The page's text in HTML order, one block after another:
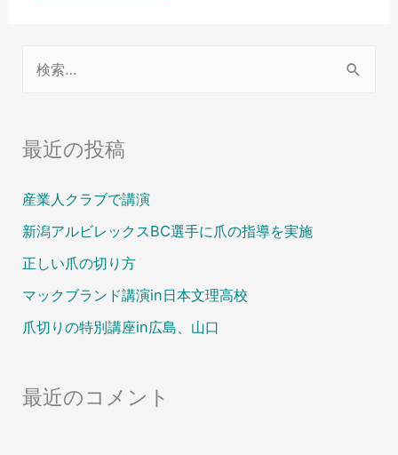
最近の投稿
産業人クラブで講演
新潟アルビレックスBC選手に爪の指導を実施
正しい爪の切り方
マックブランド講演in日本文理高校
爪切りの特別講座in広島、山口
最近のコメント